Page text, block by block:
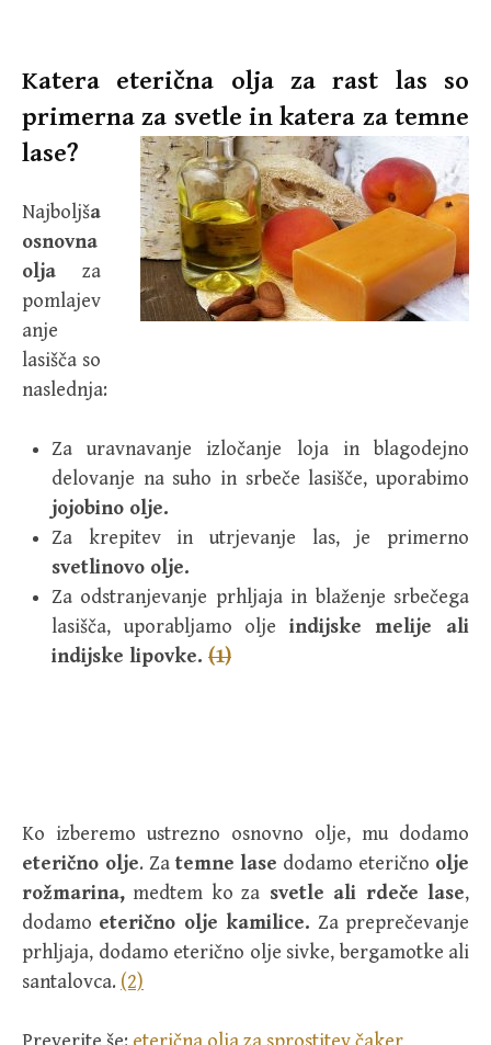
Katera eterična olja za rast las so
primerna za svetle in katera za temne
lase?
Najboljša
osnovna
olja za
pomlajev
anje
lasišča so
naslednja:
Za uravnavanje izločanje loja in blagodejno
delovanje na suho in srbeče lasišče, uporabimo
jojobino olje.
Za krepitev in utrjevanje las, je primerno
svetlinovo olje.
Za odstranjevanje prhljaja in blaženje srbečega
lasišča, uporabljamo olje indijske melije ali
indijske lipovke. (1)
Ko izberemo ustrezno osnovno olje, mu dodamo
eterično olje. Za temne lase dodamo eterično olje
rožmarina, medtem ko za svetle ali rdeče lase,
dodamo eterično olje kamilice. Za preprečevanje
prhljaja, dodamo eterično olje sivke, bergamotke ali
santalovca. (2)